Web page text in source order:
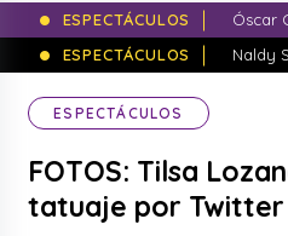
ESPECTÁCULOS
Óscar
ESPECTÁCULOS
Naldy
ESPECTÁCULOS
FOTOS: Tilsa
tatuaje por Twitter